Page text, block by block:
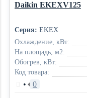
Daikin EKEXV125
Серия: EKEX
Охлаждение, кВт:
На площадь, м2:
Обогрев, кВт:
Код товара:
• 0